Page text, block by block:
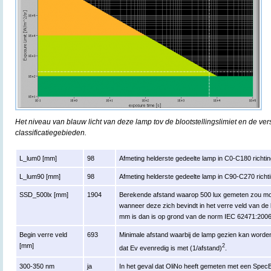
Het niveau van blauw licht van deze lamp tov de blootstellingslimiet en de
classificatiegebieden.
L_lum0 [mm] 98 Afmeting helderste gedeelte lamp in C0-C180
L_lum90 [mm] 98 Afmeting helderste gedeelte lamp in C90-C270
SSD_500lx [mm] 1904
Berekende afstand waarop 500 lux gemeten zou
wanneer deze zich bevindt in het verre veld van
mm is dan is op grond van de norm IEC
Begin verre veld
[mm]
693
Minimale afstand waarbij de lamp gezien kan
dat Ev evenredig is met (1/afstand)2
300-350 nm ja In het geval dat OliNo heeft gemeten met een